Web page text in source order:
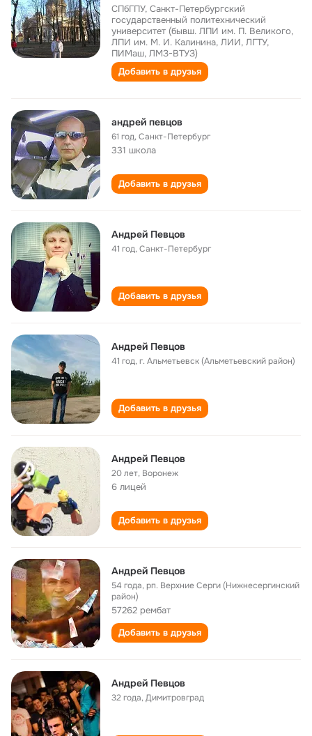
СПбГПУ, Санкт-Петербургский
государственный политехнический
университет (бывш. ЛПИ им. П. Великого,
ЛПИ им. М. И. Калинина, ЛИИ, ЛГТУ,
ПИМаш, ЛМЗ-ВТУЗ)
Добавить в друзья
андрей певцов
61 год,Санкт-Петербург
331 школа
Добавить в друзья
Андрей Певцов
41 год,Санкт-Петербург
Добавить в друзья
Андрей Певцов
41 год,г. Альметьевск (Альметьевский район)
Добавить в друзья
Андрей Певцов
20 лет, Воронеж
6 лицей
Добавить в друзья
Андрей Певцов
54 года,рп. Верхние Серги (Нижнесергинский
район)
57262 рембат
Добавить в друзья
Андрей Певцов
32 года,Димитровград